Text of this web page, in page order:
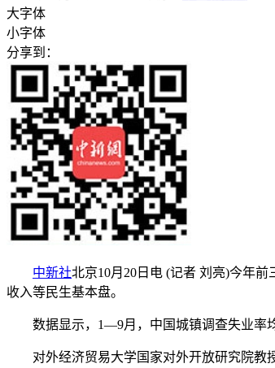
大字体
小字体
分享到：
中新社北京10月20日电 (记者 刘亮)今年
收入等民生基本盘。
数据显示，1—9月，中国城镇调查失业率均
对外经济贸易大学国家对外开放研究院教授